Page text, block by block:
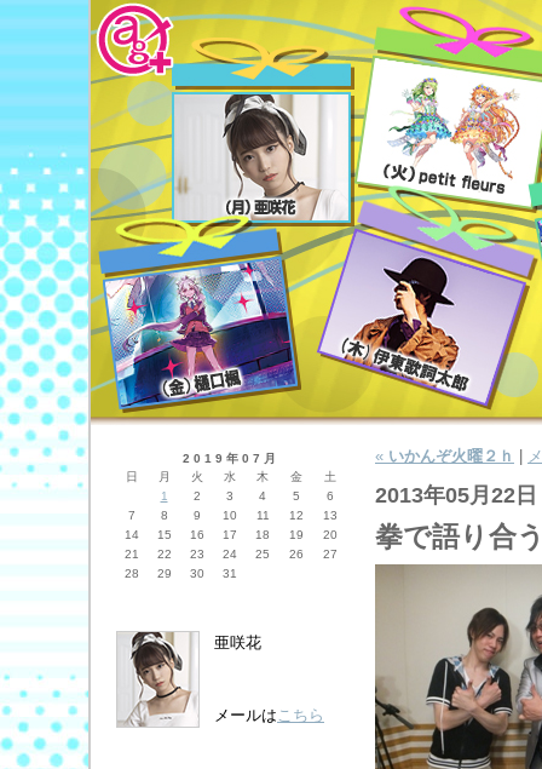
2019年07月
日
月 火 水 木 金
土
1
2 3 4 5
6
7
8 9 10 11 12
13
14
15 16 17 18 19
20
21
22 23 24 25 26
27
28
29 30 31
亜咲花
メールはこちら
« いかんぞ火曜２ｈ
2013年05月22日
拳で語り合